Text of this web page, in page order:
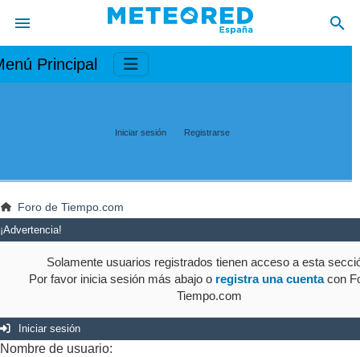
Principal
Iniciar sesión Registrarse
Foro de Tiempo.com
¡Advertencia!
Solamente usuarios registrados tienen acceso a esta
Por favor inicia sesión más abajo o registra una cuentacon
Tiempo.com
Iniciar sesión
Nombre de usuario: